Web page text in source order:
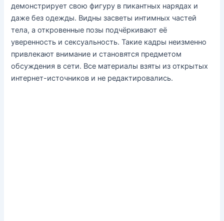
демонстрирует свою фигуру в пикантных нарядах и
даже без одежды. Видны засветы интимных частей
тела, а откровенные позы подчёркивают её
уверенность и сексуальность. Такие кадры неизменно
привлекают внимание и становятся предметом
обсуждения в сети. Все материалы взяты из открытых
интернет-источников и не редактировались.